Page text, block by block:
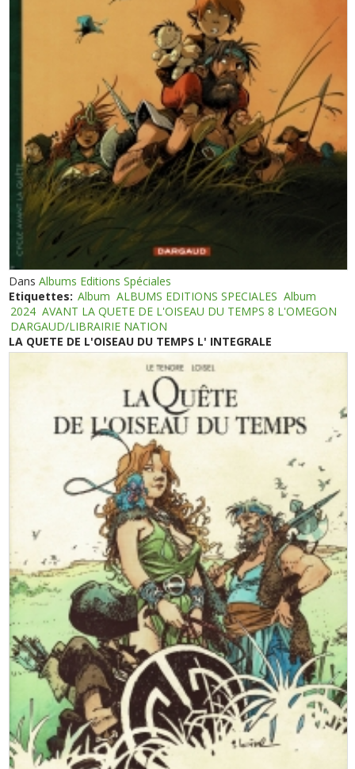
DansAlbums Editions Spéciales
Etiquettes: Album ALBUMS EDITIONS SPECIALES Album
2024 AVANT LA QUETE DE L'OISEAU DU TEMPS 8 L'OMEGON
DARGAUD/LIBRAIRIE NATION
LA QUETE DE L'OISEAU DU TEMPS L' INTEGRALE